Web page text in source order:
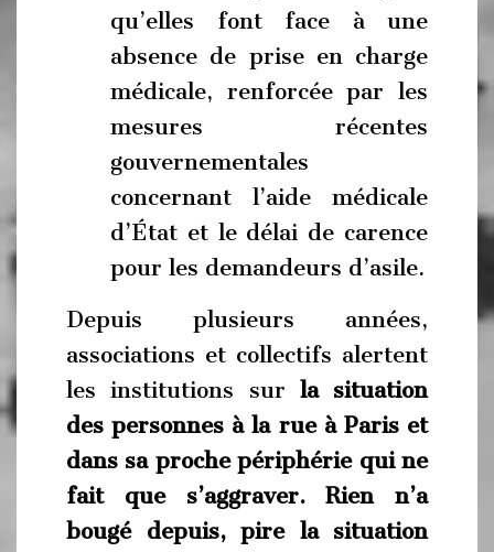
qu’elles font face à une
absence de prise en charge
médicale, renforcée par les
mesures récentes
gouvernementales
concernant l’aide médicale
d’État et le délai de carence
pour les demandeurs d’asile.
Depuis plusieurs années,
associations et collectifs alertent
les institutions sur la situation
des personnes à la rue à Paris et
dans sa proche périphérie qui ne
fait que s’aggraver. Rien n’a
bougé depuis, pire la situation